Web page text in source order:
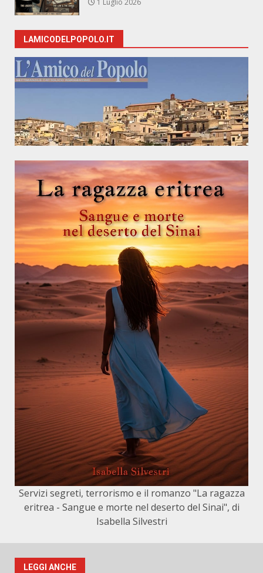
1 Luglio 2026
LAMICODELPOPOLO.IT
Servizi segreti, terrorismo e il romanzo "La ragazza
eritrea - Sangue e morte nel deserto del Sinai", di
Isabella Silvestri
LEGGI ANCHE